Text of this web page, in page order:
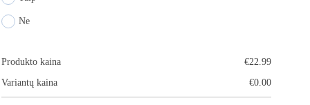
Ne
Produkto kaina €22.99
Variantų kaina
€0.00